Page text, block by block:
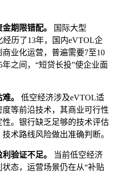
期限错配。
国际大型
历了13年，国内eVTOL企
业化运营，普遍需要7至10
之间，“短贷长投”使企业面
。
低空经济涉及eVTOL适
等前沿技术，其商业可行性
。银行缺乏足够的技术评估
术路线风险做出准确判断。
验证不足。
当前低空经济
态，运营场景仍在从“补贴